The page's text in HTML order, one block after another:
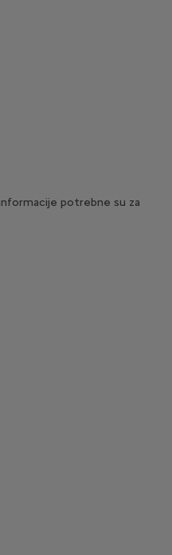
potrebne su za